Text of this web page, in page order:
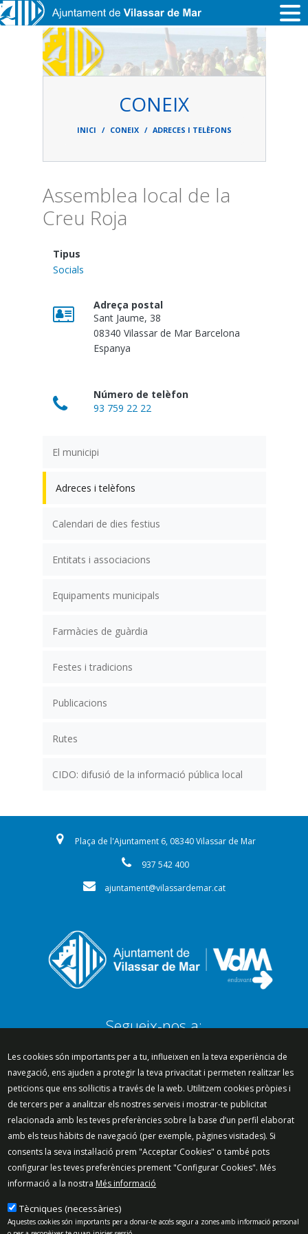
Vés al contingut
CONEIX
Fild'ariadna
INICI CONEIX ADRECES I TELÈFONS
El municipi
Adreces i telèfons
Calendari de dies festius
Entitats i associacions
Equipaments municipals
Farmàcies de guàrdia
Festes i tradicions
Publicacions
Rutes
CIDO: difusió de la informació pública local
Assemblea local de la
Creu Roja
Tipus
Socials
Adreça postal
Sant Jaume, 38
08340 Vilassar de Mar Barcelona
Espanya
Número de telèfon
93 759 22 22
Plaça de l'Ajuntament 6, 08340 Vilassar de Mar
937 542 400
ajuntament@vilassardemar.cat
Segueix-nos a:
Protecció de dades
Avís legal
Contacte
Preguntes freqüents
© 2025 - Ajuntament de Vilassar de Mar
Les cookies són importants per a tu, influeixen en la teva experiència de
navegació, ens ajuden a protegir la teva privacitat i permeten realitzar les
peticions que ens sol·licitis a través de la web. Utilitzem cookies pròpies i
de tercers per a analitzar els nostres serveis i mostrar-te publicitat
relacionada amb les teves preferències sobre la base d’un perfil elaborat
amb els teus hàbits de navegació (per exemple, pàgines visitades). Si
consents la seva instal·lació prem "Acceptar Cookies" o també pots
configurar les teves preferències prement "Configurar Cookies". Més
informació a la nostra Més informació
Tècniques (necessàries)
Aquestes cookies són importants per a donar-te accés segur a zones amb informació personal